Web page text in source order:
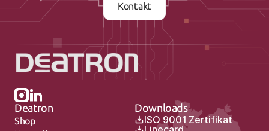
Kontakt
Deatron
Shop
Downloads
ISO 9001 Zertifikat